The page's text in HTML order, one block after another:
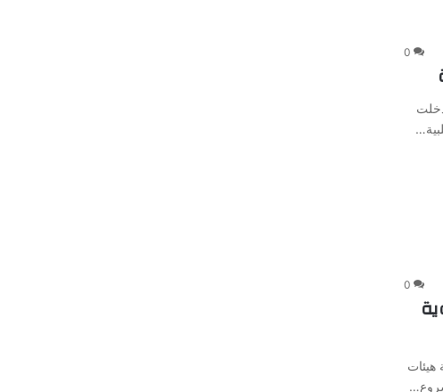
0
الاستحقاقات التشريعية شتنبر 2026، دخلت
0
هيئات